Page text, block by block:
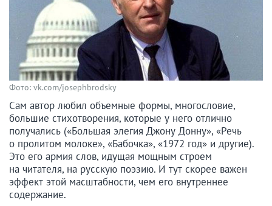
Фото: vk.com/josephbrodsky
Сам автор любил объемные формы, многословие,
большие стихотворения, которые у него отлично
получались («Большая элегия Джону Донну», «Речь
о пролитом молоке», «Бабочка», «1972 год» и другие).
Это его армия слов, идущая мощным строем
на читателя, на русскую поэзию. И тут скорее важен
эффект этой масштабности, чем его внутреннее
содержание.